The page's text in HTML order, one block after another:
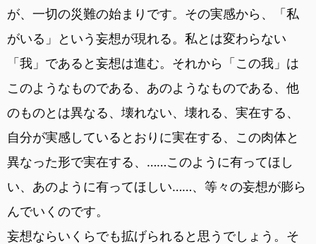
が、一切の災難の始まりです。その実感から、「私
がいる」という妄想が現れる。私とは変わらない
「我」であると妄想は進む。それから「この我」は
このようなものである、あのようなものである、他
のものとは異なる、壊れない、壊れる、実在する、
自分が実感しているとおりに実在する、この肉体と
異なった形で実在する、……このように有ってほし
い、あのように有ってほしい……、等々の妄想が膨ら
んでいくのです。
妄想ならいくらでも拡げられると思うでしょう。そ